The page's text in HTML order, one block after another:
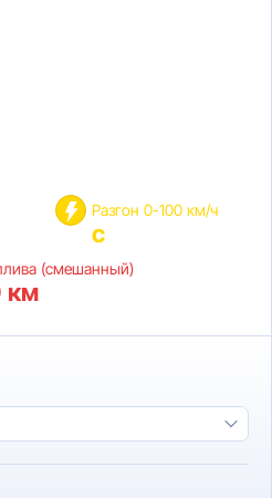
Разгон 0-100 км/ч
с
(смешанный)
км